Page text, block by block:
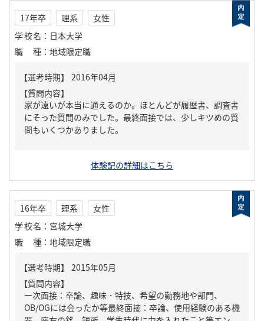
17年卒 理系
女性
学校名 ： 日本大学
職種 ： 地域限定職
【質問内容】
家が遠いが本当に通えるのか。ほとんどが履歴書、調査書
にそった質問のみでした。最終面接では、少しキツめの質
問もいくつかありました。
体験記の詳細はこちら
16年卒 理系
女性
学校名 ： 宮城大学
職種 ： 地域限定職
【質問内容】
一次面接：卒論、趣味・特技、希望の勤務地や部門、
OB/OGには会ったか等最終面接：卒論、使用経験のある機